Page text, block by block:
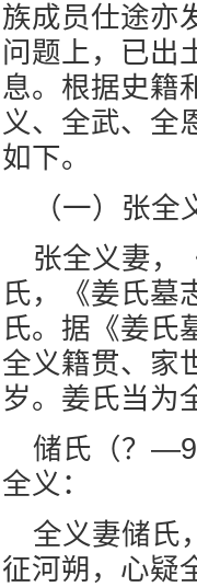
族成员仕途亦
问题上，已出
息。根据史籍
义、全武、全
如下。
（一）张
张全义妻，
氏，《姜氏墓
氏。据《姜氏
全义籍贯、家
岁。姜氏当为
储氏（？
全义：
全义妻储氏
征河朔，心疑